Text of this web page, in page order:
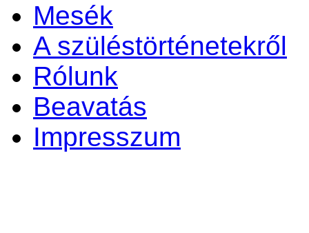
Mesék
A szüléstörténetekről
Rólunk
Beavatás
Impresszum